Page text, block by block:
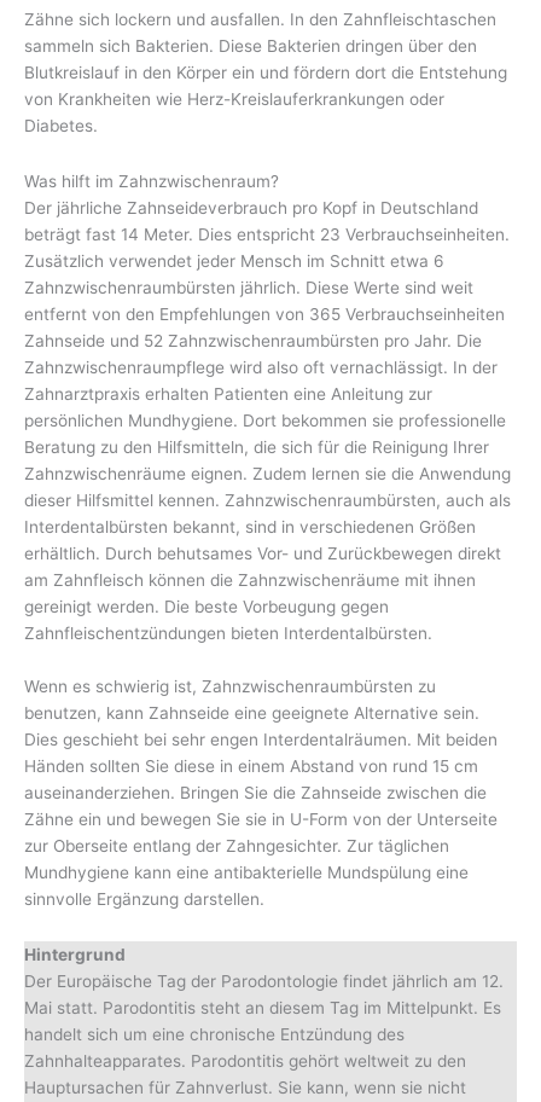
Zähne sich lockern und ausfallen. In den Zahnfleischtaschen
sammeln sich Bakterien. Diese Bakterien dringen über den
Blutkreislauf in den Körper ein und fördern dort die Entstehung
von Krankheiten wie Herz-Kreislauferkrankungen oder
Diabetes.
Was hilft im Zahnzwischenraum?
Der jährliche Zahnseideverbrauch pro Kopf in Deutschland
beträgt fast 14 Meter. Dies entspricht 23 Verbrauchseinheiten.
Zusätzlich verwendet jeder Mensch im Schnitt etwa 6
Zahnzwischenraumbürsten jährlich. Diese Werte sind weit
entfernt von den Empfehlungen von 365 Verbrauchseinheiten
Zahnseide und 52 Zahnzwischenraumbürsten pro Jahr. Die
Zahnzwischenraumpflege wird also oft vernachlässigt. In der
Zahnarztpraxis erhalten Patienten eine Anleitung zur
persönlichen Mundhygiene. Dort bekommen sie professionelle
Beratung zu den Hilfsmitteln, die sich für die Reinigung Ihrer
Zahnzwischenräume eignen. Zudem lernen sie die Anwendung
dieser Hilfsmittel kennen. Zahnzwischenraumbürsten, auch als
Interdentalbürsten bekannt, sind in verschiedenen Größen
erhältlich. Durch behutsames Vor- und Zurückbewegen direkt
am Zahnfleisch können die Zahnzwischenräume mit ihnen
gereinigt werden. Die beste Vorbeugung gegen
Zahnfleischentzündungen bieten Interdentalbürsten.
Wenn es schwierig ist, Zahnzwischenraumbürsten zu
benutzen, kann Zahnseide eine geeignete Alternative sein.
Dies geschieht bei sehr engen Interdentalräumen. Mit beiden
Händen sollten Sie diese in einem Abstand von rund 15 cm
auseinanderziehen. Bringen Sie die Zahnseide zwischen die
Zähne ein und bewegen Sie sie in U-Form von der Unterseite
zur Oberseite entlang der Zahngesichter. Zur täglichen
Mundhygiene kann eine antibakterielle Mundspülung eine
sinnvolle Ergänzung darstellen.
Hintergrund
Der Europäische Tag der Parodontologie findet jährlich am 12.
Mai statt. Parodontitis steht an diesem Tag im Mittelpunkt. Es
handelt sich um eine chronische Entzündung des
Zahnhalteapparates. Parodontitis gehört weltweit zu den
Hauptursachen für Zahnverlust. Sie kann, wenn sie nicht